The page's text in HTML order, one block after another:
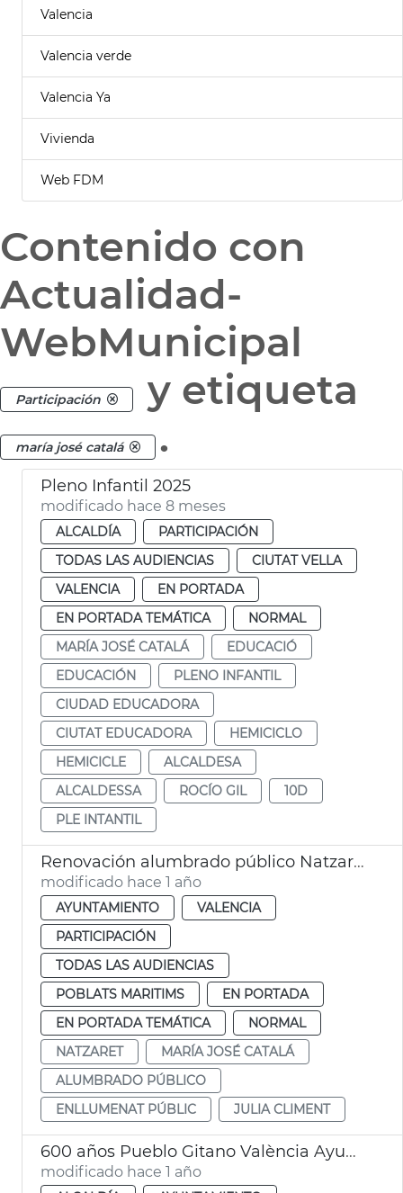
Valencia
Valencia verde
Valencia Ya
Vivienda
Web FDM
Contenido con
Actualidad-
WebMunicipal
Participación y etiqueta
maría josé catalá .
Pleno Infantil 2025
modificado hace 8 meses
ALCALDÍA
PARTICIPACIÓN
TODAS LAS AUDIENCIAS
CIUTAT VELLA
VALENCIA
EN PORTADA
EN PORTADA TEMÁTICA
NORMAL
MARÍA JOSÉ CATALÁ
EDUCACIÓ
EDUCACIÓN
PLENO INFANTIL
CIUDAD EDUCADORA
CIUTAT EDUCADORA
HEMICICLO
HEMICICLE
ALCALDESA
ALCALDESSA
ROCÍO GIL
10D
PLE INTANTIL
Renovación alumbrado público Natzaret
modificado hace 1 año
AYUNTAMIENTO
VALENCIA
PARTICIPACIÓN
TODAS LAS AUDIENCIAS
POBLATS MARITIMS
EN PORTADA
EN PORTADA TEMÁTICA
NORMAL
NATZARET
MARÍA JOSÉ CATALÁ
ALUMBRADO PÚBLICO
ENLLUMENAT PÚBLIC
JULIA CLIMENT
600 años Pueblo Gitano València Ayuntamiento
modificado hace 1 año